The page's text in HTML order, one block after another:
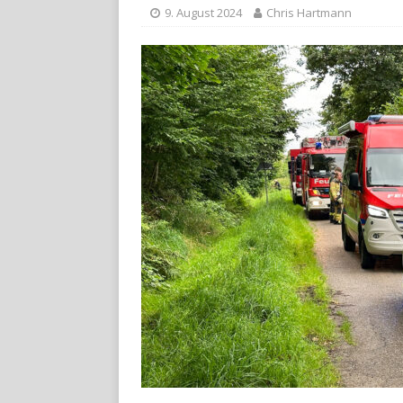
9. August 2024 Chris Hartmann